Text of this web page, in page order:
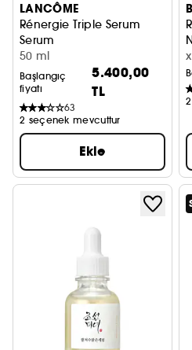
LANCÔME
Rénergie Triple Serum
Serum
50 ml
Başlangıç
fiyatı
5.400,00
TL
63
2 seçenek mevcuttur
Ekle